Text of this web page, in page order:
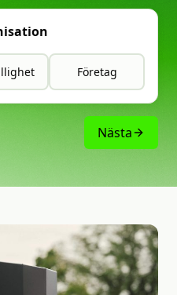
Företag
Nästa